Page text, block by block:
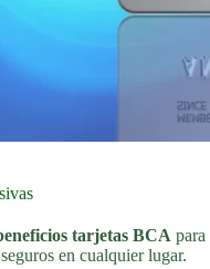
tarjetas BCA para
en cualquier lugar.